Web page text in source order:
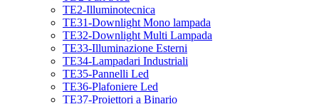
TE2-Illuminotecnica
TE31-Downlight Mono lampada
TE32-Downlight Multi Lampada
TE33-Illuminazione Esterni
TE34-Lampadari Industriali
TE35-Pannelli Led
TE36-Plafoniere Led
TE37-Proiettori a Binario